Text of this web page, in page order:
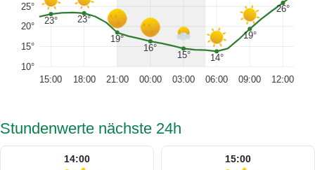
10°
15°
20°
25°
23° 23°
19°
16°
15° 14°
19°
26°
15:00 18:00 21:00 00:00 03:00 06:00 09:00 12:00
Stundenwerte nächste 24h
14:00 15:00